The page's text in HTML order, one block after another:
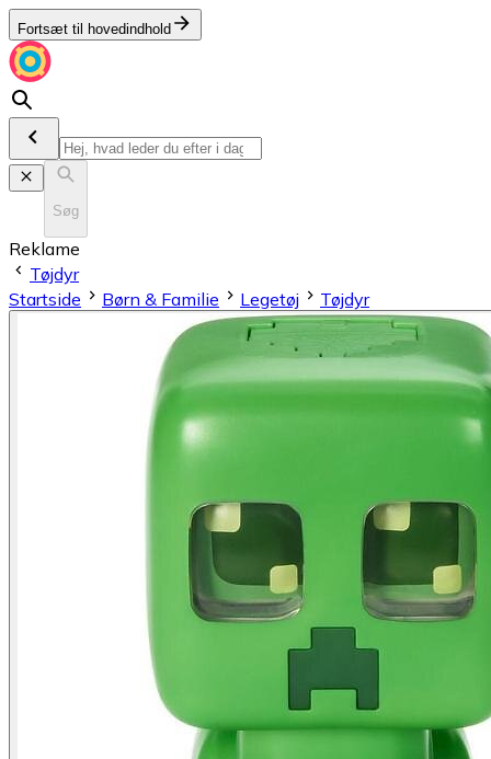
Fortsæt til hovedindhold
Søg
Reklame
Tøjdyr
Startside
Børn & Familie Legetøj Tøjdyr